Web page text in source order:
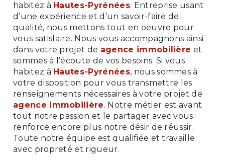
habitez à Hautes-Pyrénées. Entreprise usant
d’une expérience et d’un savoir-faire de
qualité, nous mettons tout en oeuvre pour
vous satisfaire. Nous vous accompagnons ainsi
dans votre projet de agence immobilière et
sommes à l’écoute de vos besoins. Si vous
habitez à Hautes-Pyrénées, nous sommes à
votre disposition pour vous transmettre les
renseignements nécessaires à votre projet de
agence immobilière. Notre métier est avant
tout notre passion et le partager avec vous
renforce encore plus notre désir de réussir.
Toute notre équipe est qualifiée et travaille
avec propreté et rigueur.